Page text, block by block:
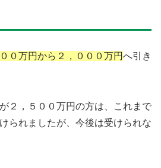
０万円から２，０００万円へ引き
２，５００万円の方は、これまで
られましたが、今後は受けられな